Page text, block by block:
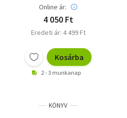
Online ár:
4 050 Ft
Eredeti ár: 4 499 Ft
Kosárba
2 - 3 munkanap
KÖNYV